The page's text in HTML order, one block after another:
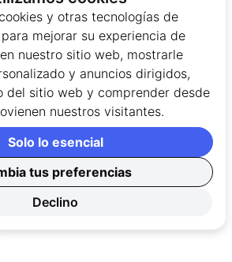
lanza nuevo juego con
los eventos argentinos más
en 2024
Juniors lanzan campaña por el
2025: ¡apostá por mejor
y más!
supera el millón de dólares
y otras tecnologías de
mejorar su experiencia de
nuestro sitio web, mostrarle
y anuncios dirigidos,
del sitio web y comprender desde
nuestros visitantes.
tus preferencias
Declino
Solo lo esencial